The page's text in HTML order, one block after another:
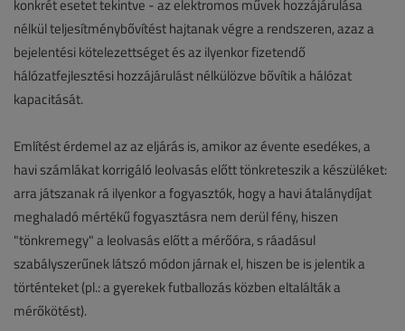
konkrét esetet tekintve - az elektromos művek hozzájárulása
nélkül teljesítménybővítést hajtanak végre a rendszeren, azaz a
bejelentési kötelezettséget és az ilyenkor fizetendő
hálózatfejlesztési hozzájárulást nélkülözve bővítik a hálózat
kapacitását.
Említést érdemel az az eljárás is, amikor az évente esedékes, a
havi számlákat korrigáló leolvasás előtt tönkreteszik a készüléket:
arra játszanak rá ilyenkor a fogyasztók, hogy a havi átalánydíjat
meghaladó mértékű fogyasztásra nem derül fény, hiszen
"tönkremegy" a leolvasás előtt a mérőóra, s ráadásul
szabályszerűnek látszó módon járnak el, hiszen be is jelentik a
történteket (pl.: a gyerekek futballozás közben eltalálták a
mérőkötést).